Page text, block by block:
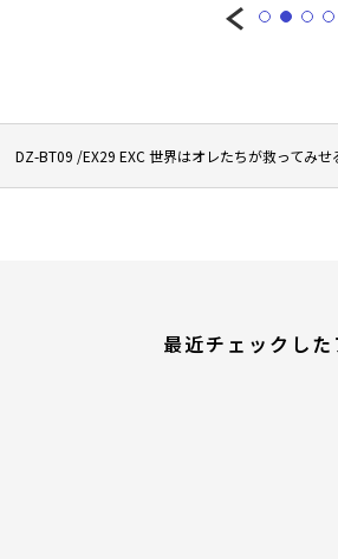
DZ-BT09 /EX29 EXC 世界はオレたちが救ってみ
最近チェックした